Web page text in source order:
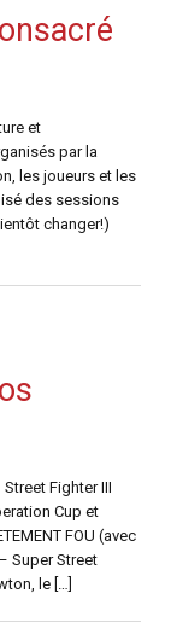
et
par la
les joueurs et les
des sessions
changer!)
Fighter III
Cup et
FOU (avec
Super Street
le […]